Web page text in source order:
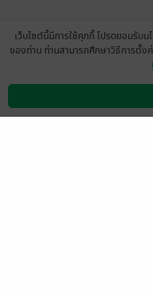
ดาวน์โหลดแอป
เว็บไซต์นี้มีการใช้คุกกี้ โปรดยอมรับ
ของท่าน ท่านสามารถศึกษาวิธีการตั้